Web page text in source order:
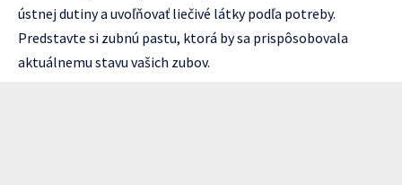
ústnej dutiny a uvoľňovať liečivé látky podľa potreby.
Predstavte si zubnú pastu, ktorá by sa prispôsobovala
aktuálnemu stavu vašich zubov.